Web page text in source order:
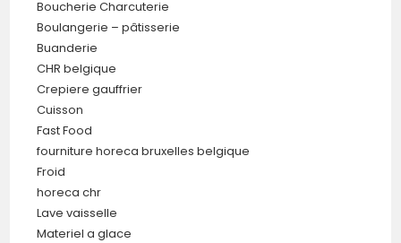
Boucherie Charcuterie
Boulangerie – pâtisserie
Buanderie
CHR belgique
Crepiere gauffrier
Cuisson
Fast Food
fourniture horeca bruxelles belgique
Froid
horeca chr
Lave vaisselle
Materiel a glace